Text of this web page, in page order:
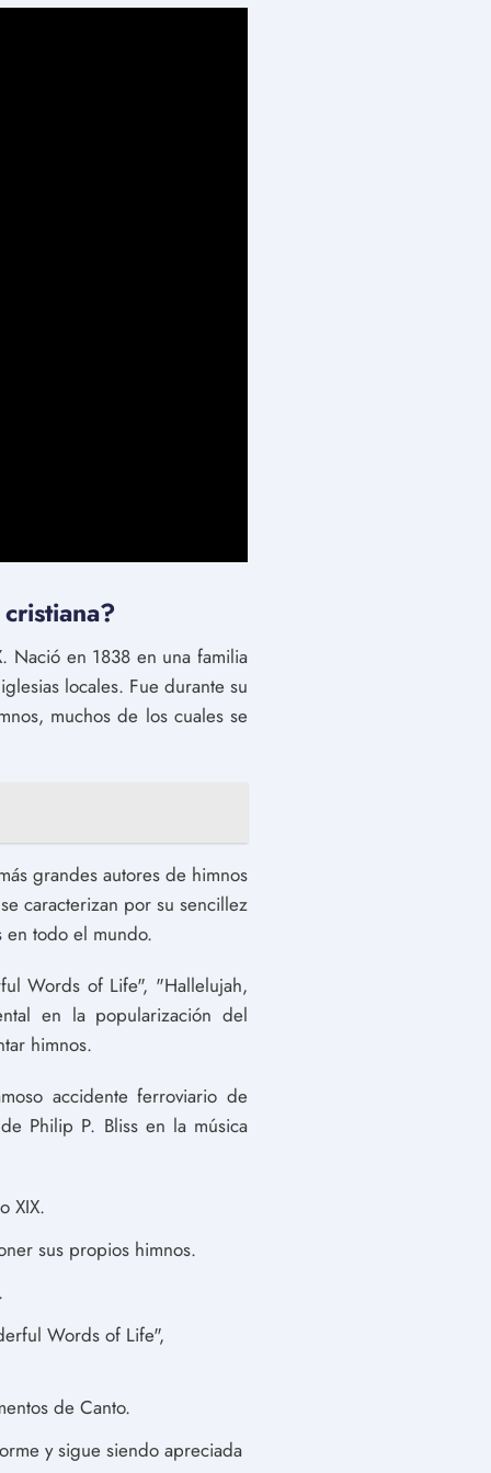
Nació en 1838 en una familia
locales. Fue durante su
muchos de los cuales se
grandes autores de himnos
caracterizan por su sencillez
en todo el mundo.
Words of Life", "Hallelujah,
en la popularización del
himnos.
accidente ferroviario de
Philip P. Bliss en la música
XIX.
sus propios himnos.
Words of Life",
de Canto.
y sigue siendo apreciada